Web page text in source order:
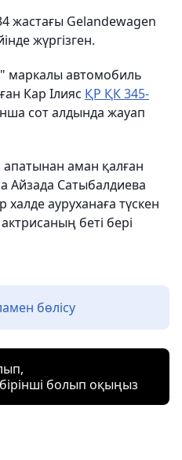
жастағы Gelаndеwagen
жүргізген.
маркалы автомобиль
Кар Ілияс ҚР ҚК 345-
сот алдында жауап
апатынан аман қалған
Айзада Сатыбалдиева
ауруханаға түскен
беті бері
бөлісу
болып оқыңыз